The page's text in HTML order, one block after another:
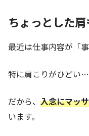
ちょっとした
最近は仕事内容が「
特に肩こりがひどい
だから、 入念にマッ
います。